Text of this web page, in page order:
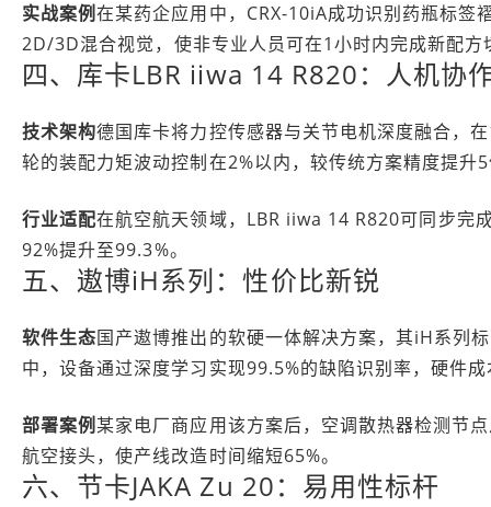
实战案例在某药企应用中，CRX-10iA成功识别药瓶标
2D/3D混合视觉，使非专业人员可在1小时内完成新配方
四、库卡LBR iiwa 14 R820：人机协
技术架构德国库卡将力控传感器与关节电机深度融合，
轮的装配力矩波动控制在2%以内，较传统方案精度提升
行业适配在航空航天领域，LBR iiwa 14 R820可同步完
92%提升至99.3%。
五、遨博iH系列：性价比新锐
软件生态国产遨博推出的软硬一体解决方案，其iH系列
中，设备通过深度学习实现99.5%的缺陷识别率，硬件
部署案例 某家电厂商应用该方案后，空调散热器检测节
航空接头，使产线改造时间缩短65%。
六、节卡JAKA Zu 20：易用性标杆